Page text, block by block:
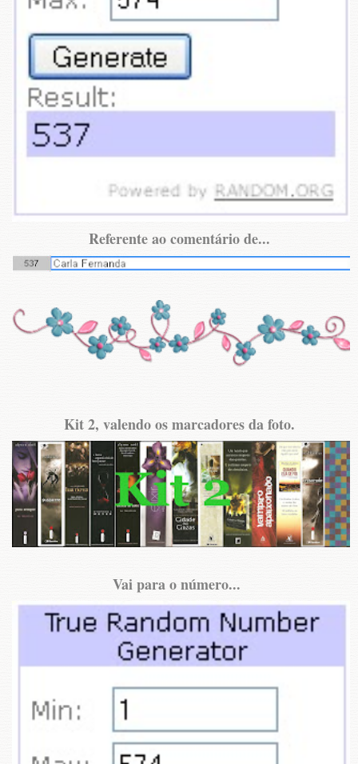
Referente ao comentário de...
Kit 2, valendo os marcadores da foto.
Vai para o número...